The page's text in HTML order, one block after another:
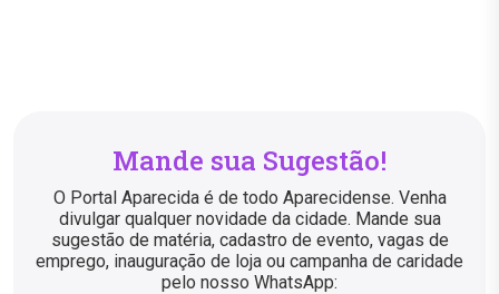
Mande sua Sugestão!
O Portal Aparecida é de todo Aparecidense. Venha
divulgar qualquer novidade da cidade. Mande sua
sugestão de matéria, cadastro de evento, vagas de
emprego, inauguração de loja ou campanha de caridade
pelo nosso WhatsApp: